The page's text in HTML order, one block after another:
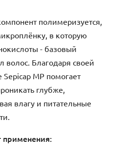
полимеризуется,
в которую
- базовый
волос. Благодаря своей
MP помогает
глубже,
влагу и питательные